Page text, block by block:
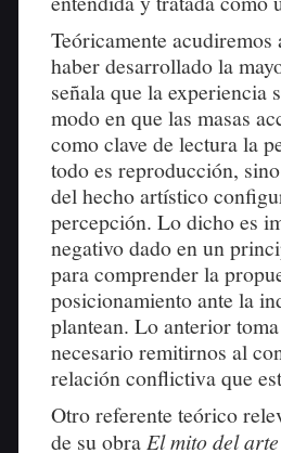
Teóricamente
haber desarrollado la
señala que la experiencia
modo en que las masas
como clave de lectura la
todo es reproducción,
del hecho artístico
percepción. Lo dicho es
negativo dado en un
para comprender la
posicionamiento ante la
plantean. Lo anterior
necesario remitirnos al
relación conflictiva que
Otro referente teórico
de su obra El mito del